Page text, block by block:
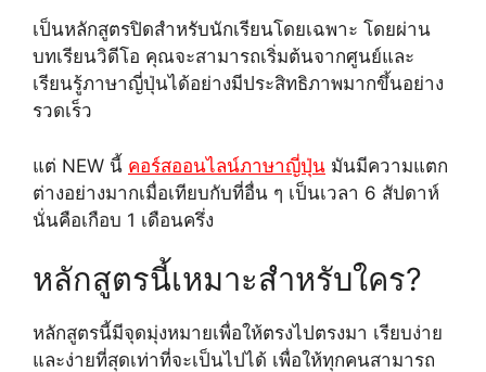
เป็นหลักสูตรปิดสำหรับนักเรียนโดยเฉพาะ โดยผ่าน
บทเรียนวิดีโอ คุณจะสามารถเริ่มต้นจากศูนย์และ
เรียนรู้ภาษาญี่ปุ่นได้อย่างมีประสิทธิภาพมากขึ้นอย่าง
รวดเร็ว
แต่ NEW นี้ คอร์สออนไลน์ภาษาญี่ปุ่น มันมีความแตก
ต่างอย่างมากเมื่อเทียบกับที่อื่น ๆ เป็นเวลา 6 สัปดาห์
นั่นคือเกือบ 1 เดือนครึ่ง
หลักสูตรนี้เหมาะสำหรับใคร?
หลักสูตรนี้มีจุดมุ่งหมายเพื่อให้ตรงไปตรงมา เรียบง่าย
และง่ายที่สุดเท่าที่จะเป็นไปได้ เพื่อให้ทุกคนสามารถ